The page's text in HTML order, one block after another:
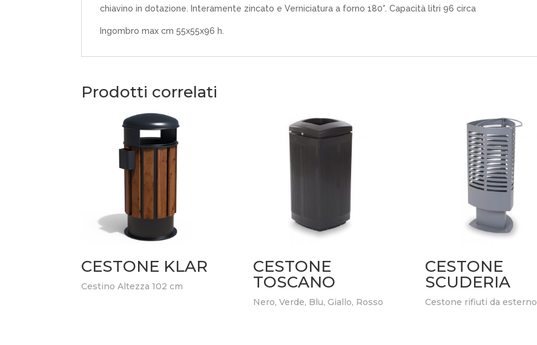
chiavino in dotazione. Interamente zincato e Verniciatura a forno 180°. Capacità litri 96 circa
Ingombro max cm 55x55x96 h.
Prodotti correlati
CESTONE KLAR
Cestino Altezza 102 cm
CESTONE
TOSCANO
Nero, Verde, Blu, Giallo, Rosso
CESTONE
SCUDERIA
Cestone rifiuti da esterno